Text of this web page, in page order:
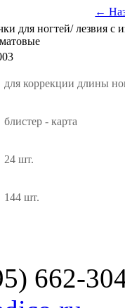
←
для ногтей/ лезвия с
для коррекции длины
блистер - карта
24 шт.
144 шт.
662-